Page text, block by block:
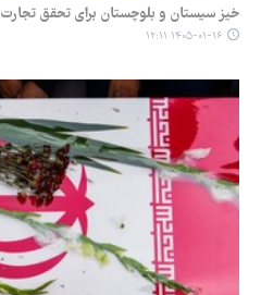
خیز سیستان‌ و بلوچستان برای تحقق تجارت ۱۰ میلیارد دلاری با پاکستان
۱۴۰۵-۰۱-۱۶ ۱۲:۱۱